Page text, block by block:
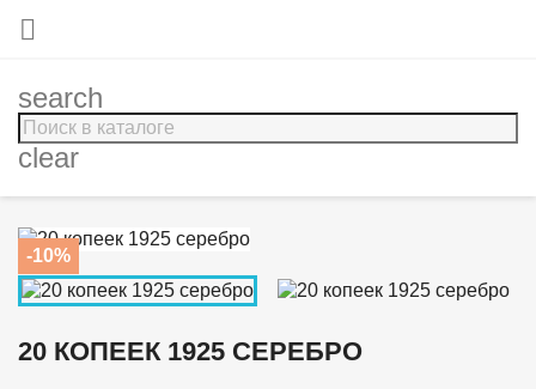

search
clear
-10%
20 КОПЕЕК 1925 СЕРЕБРО